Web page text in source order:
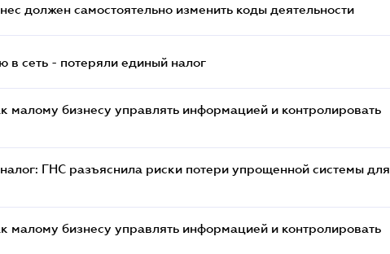
должен самостоятельно изменить коды деятельности
в сеть - потеряли единый налог
малому бизнесу управлять информацией и контролировать
ГНС разъяснила риски потери упрощенной системы для
малому бизнесу управлять информацией и контролировать